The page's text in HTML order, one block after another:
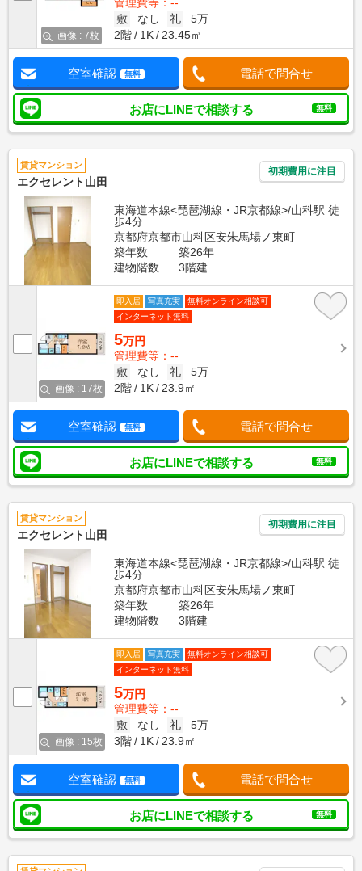
画像 : 7枚
敷
なし 礼
5万
2階
1K 23.45㎡
空室確認 無料 電話で問合せ
お店にLINEで相談する 無料
賃貸マンション
エクセレント山田
初期費用に注目
東海道本線<琵琶湖線・JR京都線>/山科駅 徒
歩4分
京都府京都市山科区安朱馬場ノ東町
築年数
築26年
建物階数
3階建
画像 : 17枚
即入居 写真充実
無料オンライン相談可
インターネット無料
5万円
管理費等：--
敷
なし 礼
5万
2階
1K 23.9㎡
空室確認 無料 電話で問合せ
お店にLINEで相談する 無料
賃貸マンション
エクセレント山田
初期費用に注目
東海道本線<琵琶湖線・JR京都線>/山科駅 徒
歩4分
京都府京都市山科区安朱馬場ノ東町
築年数
築26年
建物階数
3階建
画像 : 15枚
即入居 写真充実
無料オンライン相談可
インターネット無料
5万円
管理費等：--
敷
なし 礼
5万
3階
1K 23.9㎡
空室確認 無料 電話で問合せ
お店にLINEで相談する 無料